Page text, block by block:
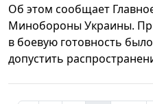
Об этом сообщает
Минобороны Украины.
в боевую готовность
допустить